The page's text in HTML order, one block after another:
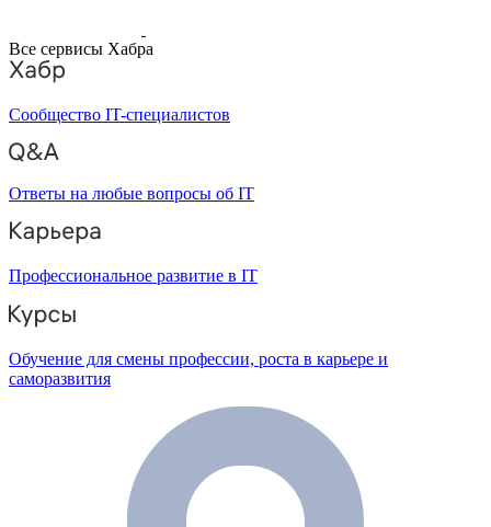
Все сервисы Хабра
Сообщество IT-специалистов
Ответы на любые вопросы об IT
Профессиональное развитие в IT
Обучение для смены профессии, роста в карьере и
саморазвития